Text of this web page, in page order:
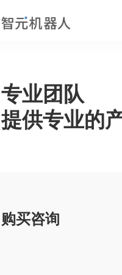
专业团队
提供专业的
购买咨询